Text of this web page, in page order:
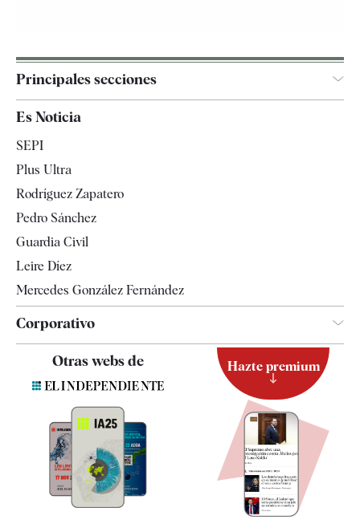
Principales secciones
Televisión
Es Noticia
SEPI
Plus Ultra
Rodríguez Zapatero
Pedro Sánchez
Guardia Civil
Leire Díez
Mercedes González Fernández
Corporativo
Quiénes somos
Especificaciones
Otras webs de Hazte premium